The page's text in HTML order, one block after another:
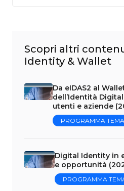
Scopri altri
Identity & Wallet
Da eIDAS2 al
dell’Identità
utenti e aziende
PROGRAMMA
Digital Identity in
e opportunità
PROGRAMMA